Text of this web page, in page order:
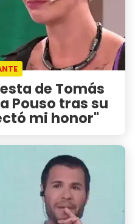
de Tomás
Pouso tras su
mi honor"